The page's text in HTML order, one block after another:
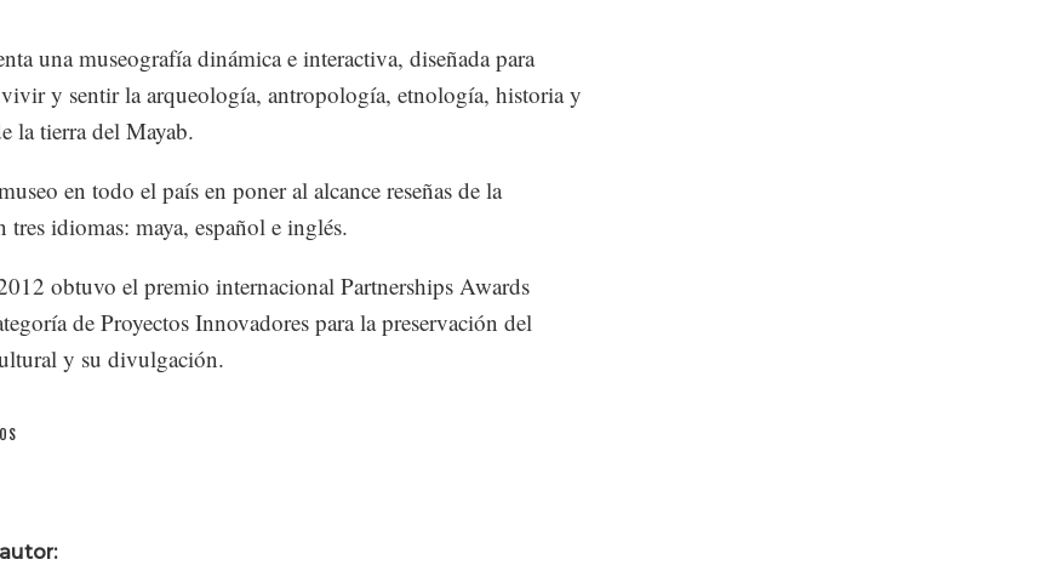
una museografía dinámica e interactiva, diseñada para
y sentir la arqueología, antropología, etnología, historia y
la tierra del Mayab.
en todo el país en poner al alcance reseñas de la
tres idiomas: maya, español e inglés.
obtuvo el premio internacional Partnerships Awards
de Proyectos Innovadores para la preservación del
y su divulgación.